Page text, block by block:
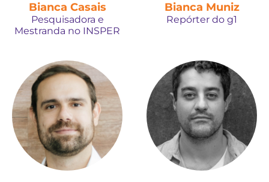
Bianca Casais
Pesquisadora e
Mestranda no INSPER
Bianca Muniz
Repórter do g1